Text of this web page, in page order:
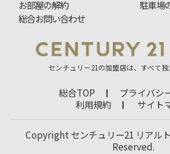
お部屋の解約
駐車場
総合お問い合わせ
センチュリー21の加盟店は、すべて独
総合TOP
プライバシ
利用規約
サイト
Copyright センチュリー21 リアル
Reserved.